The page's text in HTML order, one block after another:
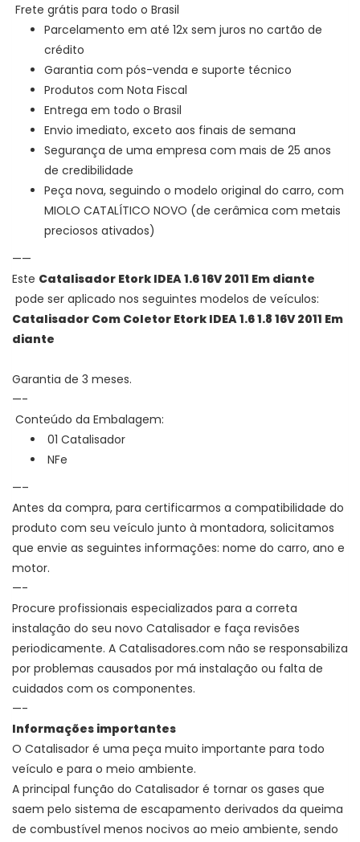
Frete grátis para todo o Brasil
Parcelamento em até 12x sem juros no cartão de
crédito
Garantia com pós-venda e suporte técnico
Produtos com Nota Fiscal
Entrega em todo o Brasil
Envio imediato, exceto aos finais de semana
Segurança de uma empresa com mais de 25 anos
de credibilidade
Peça nova, seguindo o modelo original do carro, com
MIOLO CATALÍTICO NOVO (de cerâmica com metais
preciosos ativados)
——
Este Catalisador Etork IDEA 1.616V 2011 Em diante
pode ser aplicado nos seguintes modelos de veículos:
Catalisador Com Coletor Etork IDEA 1.6 1.8 16V 2011 Em
diante
Garantia de 3 meses.
—-
Conteúdo da Embalagem:
01 Catalisador
NFe
—–
Antes da compra, para certificarmos a compatibilidade do
produto com seu veículo junto à montadora, solicitamos
que envie as seguintes informações: nome do carro, ano e
motor.
—-
Procure profissionais especializados para a correta
instalação do seu novo Catalisador e faça revisões
periodicamente. A Catalisadores.com não se responsabiliza
por problemas causados por má instalação ou falta de
cuidados com os componentes.
—-
Informações importantes
O Catalisador é uma peça muito importante para todo
veículo e para o meio ambiente.
A principal função do Catalisador é tornar os gases que
saem pelo sistema de escapamento derivados da queima
de combustível menos nocivos ao meio ambiente, sendo